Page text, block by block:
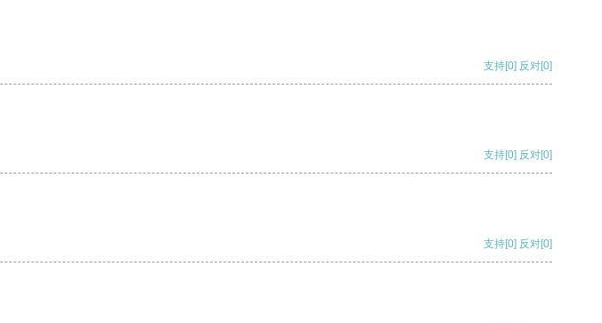
支持[0] 反对[0]
支持[0] 反对[0]
支持[0] 反对[0]